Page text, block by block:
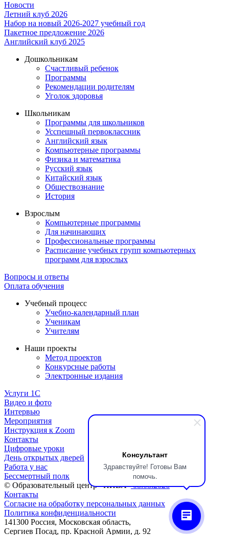
Консультант
Здравствуйте! Готовы Вам
помочь.
Новости
Летний клуб 2026
Набор на новый 2026-2027 учебный год
Пакетное предложение 2026
Английский клуб 2025
Дошкольникам
Счастливый ребенок
Программы
Рекомендации родителям
Уголок здоровья
Школьникам
Программы для школьников
Усспешный первоклассник
Английский язык
Компьютерные программы
Физика и математика
Русский язык
Китайский язык
Обществознание
История
Взрослым
Компьютерные программы
Для начинающих
Профессиональные программы
Расписание учебных групп компьютерных
программ для взрослых
Вопросы и ответы
Оплата обучения
Учебный процесс
Учебно-календарный план
Ученикам
Учителям
Наши проекты
Метод проектов
Конкурсные работы
Электронные издания
Услуги 1C
Видео и фото
Интервью
Мероприятия
Инструкция к Zoom
Контакты
Цифровые уроки
День открытых дверей
Работа у нас
Бессмертный полк
© Образовательный центр «НИВА»08.08.2026
Контакты
Согласие на обработку персональных данных
Политика конфиденциальности
141300 Россия, Московская область,
Сергиев Посад, пр. Красной Армии, д. 92